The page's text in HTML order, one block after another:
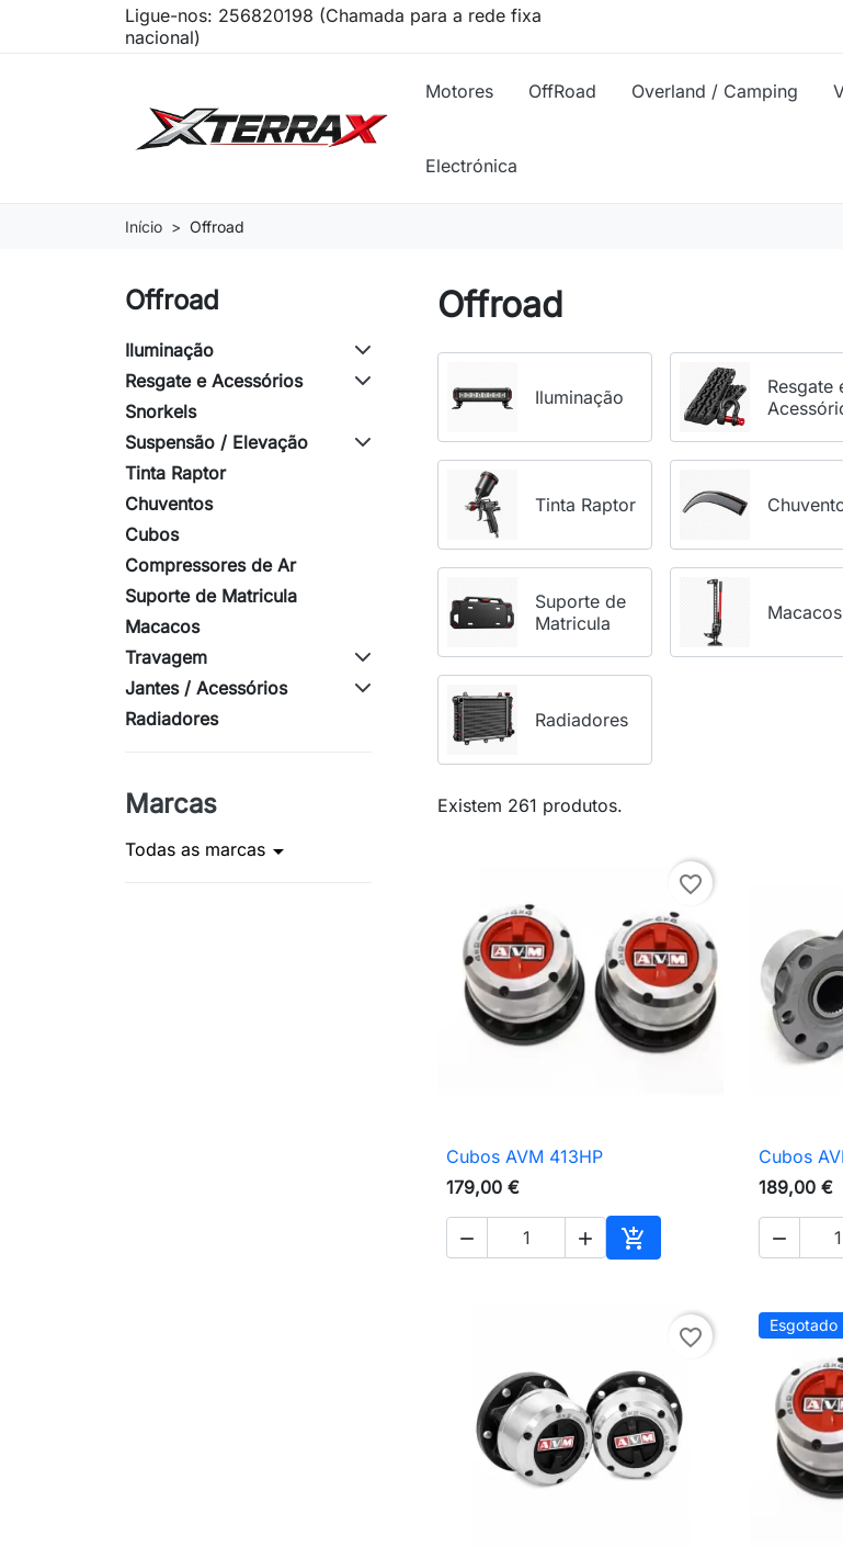
Ligue-nos: 256820198 (Chamada para a rede fixa
nacional)
Motores OffRoad Overland / Camping
Electrónica
Início Offroad
Offroad
Iluminação
Resgate e Acessórios
Snorkels
Suspensão / Elevação
Tinta Raptor
Chuventos
Cubos
Compressores de Ar
Suporte de Matricula
Macacos
Travagem
Jantes / Acessórios
Radiadores
Marcas
Todas as marcas arrow_drop_down
Offroad
Iluminação
Resgate
Tinta Raptor
Suporte de
Matricula
Macacos
Radiadores
Existem 261 produtos.
favorite_border
 Vista rápida
Cubos AVM 413HP
179,00 €
  
Adicionar ao carrinho
Cubos
189,00 €

favorite_border Esgotado